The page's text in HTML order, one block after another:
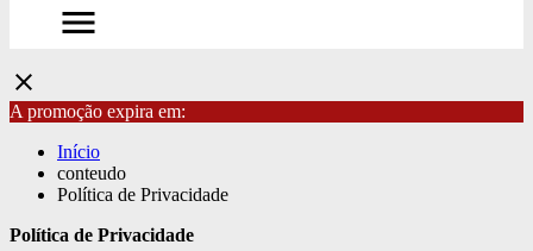
menu
close
A promoção expira em:
Início
conteudo
Política de Privacidade
Política de Privacidade